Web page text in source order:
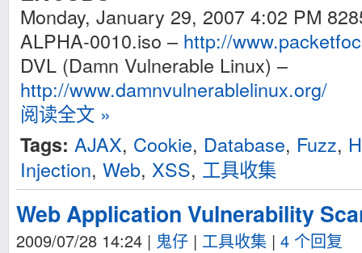
Monday, January 29, 2007 4:02 PM
ALPHA-0010.iso – http://
DVL (Damn Vulnerable Linux) –
http://www.damnvulnerablelinux.org/
阅读全文 »
Tags: AJAX, Cookie, Database, Fuzz,
Injection, Web, XSS, 工具收集
Web Application Vulnerability
2009/07/28 14:24 | 鬼仔 | 工具收集 | 4 个回复